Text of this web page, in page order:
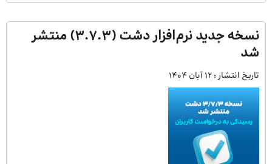
نسخه جدید نرم‌افزار دشت (3.7.3) منتشر
شد
تاریخ انتشار : 12 آبان 1404